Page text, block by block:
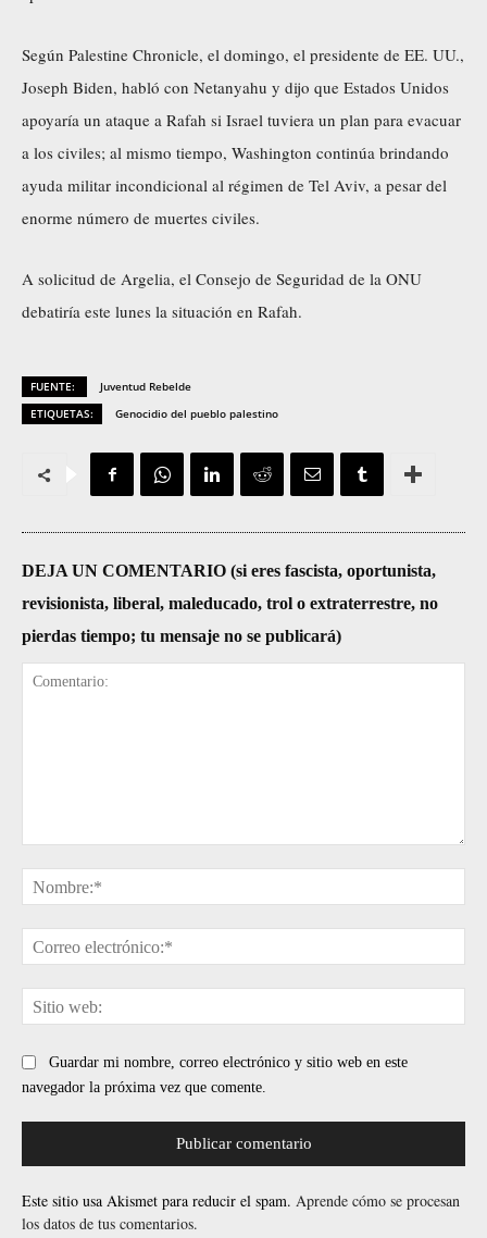
Según Palestine Chronicle, el domingo, el presidente de EE. UU.,
Joseph Biden, habló con Netanyahu y dijo que Estados Unidos
apoyaría un ataque a Rafah si Israel tuviera un plan para evacuar
a los civiles; al mismo tiempo, Washington continúa brindando
ayuda militar incondicional al régimen de Tel Aviv, a pesar del
enorme número de muertes civiles.
A solicitud de Argelia, el Consejo de Seguridad de la ONU
debatiría este lunes la situación en Rafah.
FUENTE:
Juventud Rebelde
ETIQUETAS:
Genocidio del pueblo palestino
DEJA UN COMENTARIO (si eres fascista, oportunista,
revisionista, liberal, maleducado, trol o extraterrestre, no
pierdas tiempo; tu mensaje no se publicará)
Guardar mi nombre, correo electrónico y sitio web en este
navegador la próxima vez que comente.
Este sitio usa Akismet para reducir el spam. Aprende cómo se procesan
los datos de tus comentarios.